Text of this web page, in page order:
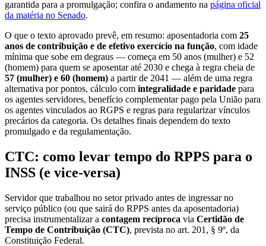
garantida para a promulgação; confira o andamento na página oficial
da matéria no Senado.
O que o texto aprovado prevê, em resumo: aposentadoria com 25
anos de contribuição e de efetivo exercício na função, com idade
mínima que sobe em degraus — começa em 50 anos (mulher) e 52
(homem) para quem se aposentar até 2030 e chega à regra cheia de
57 (mulher) e 60 (homem) a partir de 2041 — além de uma regra
alternativa por pontos, cálculo com integralidade e paridade para
os agentes servidores, benefício complementar pago pela União para
os agentes vinculados ao RGPS e regras para regularizar vínculos
precários da categoria. Os detalhes finais dependem do texto
promulgado e da regulamentação.
CTC: como levar tempo do RPPS para o
INSS (e vice-versa)
Servidor que trabalhou no setor privado antes de ingressar no
serviço público (ou que sairá do RPPS antes da aposentadoria)
precisa instrumentalizar a contagem recíproca via Certidão de
Tempo de Contribuição (CTC), prevista no art. 201, § 9º, da
Constituição Federal.